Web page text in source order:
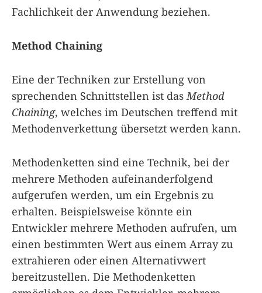
Fachlichkeit der Anwendung beziehen.
Method Chaining
Eine der Techniken zur Erstellung von
sprechenden Schnittstellen ist das Method
Chaining, welches im Deutschen treffend mit
Methodenverkettung übersetzt werden kann.
Methodenketten sind eine Technik, bei der
mehrere Methoden aufeinanderfolgend
aufgerufen werden, um ein Ergebnis zu
erhalten. Beispielsweise könnte ein
Entwickler mehrere Methoden aufrufen, um
einen bestimmten Wert aus einem Array zu
extrahieren oder einen Alternativwert
bereitzustellen. Die Methodenketten